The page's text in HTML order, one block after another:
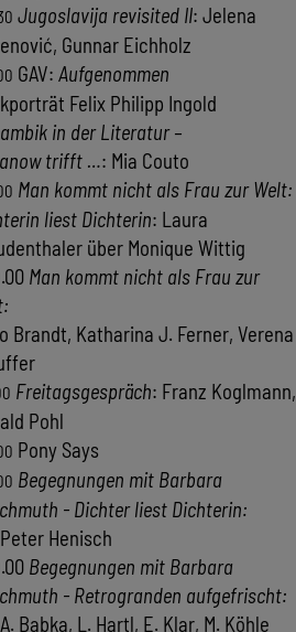
Jugoslavija revisited II: Jelena
Gunnar Eichholz
GAV: Aufgenommen
Felix Philipp Ingold
in der Literatur –
trifft …: Mia Couto
Man kommt nicht als Frau zur Welt:
liest Dichterin: Laura
über Monique Wittig
Man kommt nicht als Frau zur
Brandt, Katharina J. Ferner, Verena
Freitagsgespräch: Franz Koglmann,
Pohl
Pony Says
Begegnungen mit Barbara
- Dichter liest Dichterin:
Henisch
Begegnungen mit Barbara
- Retrogranden aufgefrischt:
Babka, L. Hartl, E. Klar, M. Köhle